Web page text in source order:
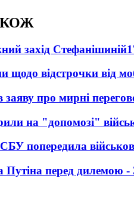
захід Стефанішиній
щодо відстрочки від
заяву про мирні
на "допомозі"
попередила
Путіна перед дилемою